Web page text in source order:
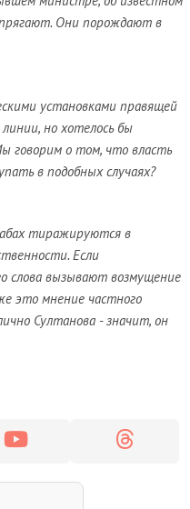
Они порождают в
установками правящей
но хотелось бы
говорим о том, что власть
в подобных случаях?
тиражируются в
Если
слова вызывают возмущение
это мнение частного
Султанова - значит, он